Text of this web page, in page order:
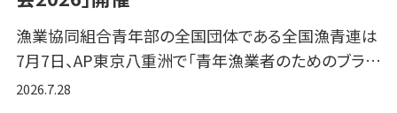
漁業協同組合青年部の全国団体である全国漁青連は
7月7日、AP東京八重洲で「青年漁業者のためのブラ…
2026.7.28